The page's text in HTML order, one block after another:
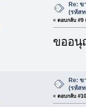
Re: ข
(รหัส
« ตอบกลับ #9
ขออนุ
Re: ข
(รหัส
« ตอบกลับ